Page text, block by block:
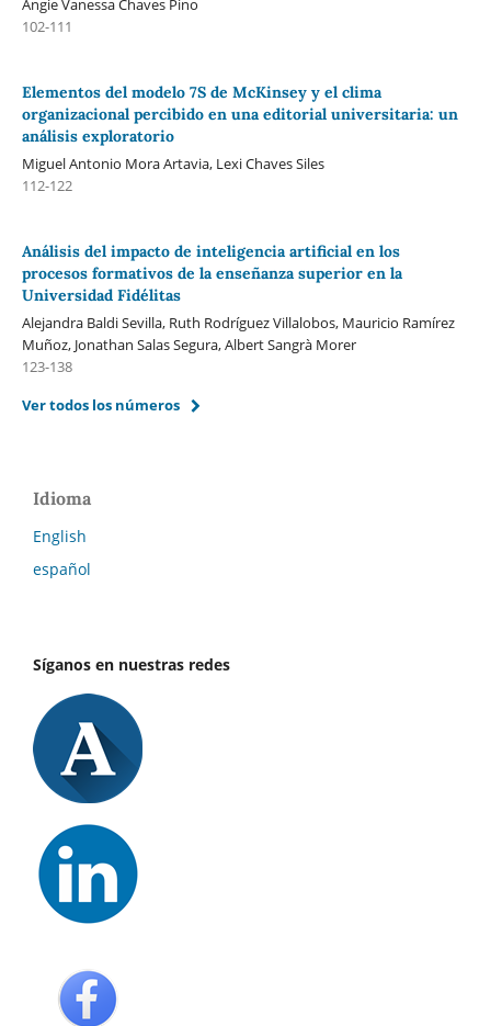
Angie Vanessa Chaves Pino
102-111
Elementos del modelo 7S de McKinsey y el clima
organizacional percibido en una editorial universitaria: un
análisis exploratorio
Miguel Antonio Mora Artavia, Lexi Chaves Siles
112-122
Análisis del impacto de inteligencia artificial en los
procesos formativos de la enseñanza superior en la
Universidad Fidélitas
Alejandra Baldi Sevilla, Ruth Rodríguez Villalobos, Mauricio Ramírez
Muñoz, Jonathan Salas Segura, Albert Sangrà Morer
123-138
Ver todos los números
Idioma
English
español
Síganos en nuestras redes